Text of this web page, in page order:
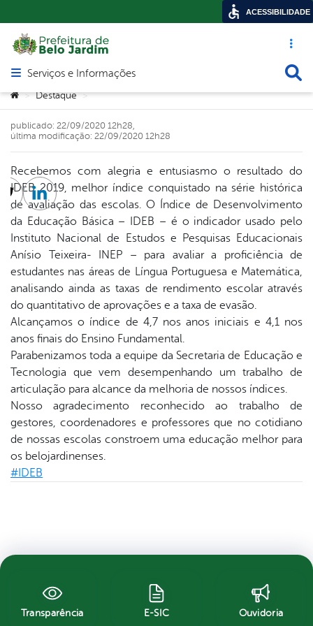
Acesso
Abrir menu principal de navegação
Serviços e Informações
Você está aqui:
> Destaque >
publicado: 22/09/2020 12h28,
última modificação: 22/09/2020 12h28
Recebemos com alegria e entusiasmo o resultado do
IDEB 2019, melhor índice conquistado na série histórica
de avaliação das escolas. O Índice de Desenvolvimento
da Educação Básica – IDEB – é o indicador usado pelo
Instituto Nacional de Estudos e Pesquisas Educacionais
Anísio Teixeira- INEP – para avaliar a proficiência de
estudantes nas áreas de Língua Portuguesa e Matemática,
analisando ainda as taxas de rendimento escolar através
do quantitativo de aprovações e a taxa de evasão.
Alcançamos o índice de 4,7 nos anos iniciais e 4,1 nos
anos finais do Ensino Fundamental.
Parabenizamos toda a equipe da Secretaria de Educação e
Tecnologia que vem desempenhando um trabalho de
articulação para alcance da melhoria de nossos índices.
Nosso agradecimento reconhecido ao trabalho de
gestores, coordenadores e professores que no cotidiano
de nossas escolas constroem uma educação melhor para
os belojardinenses.
#IDEB
Twitter
Linkedin
Transparência E-SIC Ouvidoria
ACESSIBILIDADE